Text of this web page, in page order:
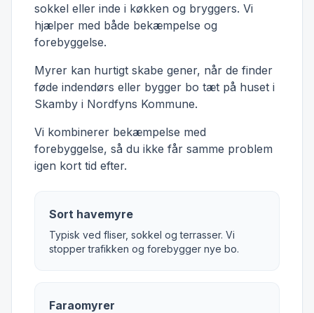
sokkel eller inde i køkken og bryggers. Vi
hjælper med både bekæmpelse og
forebyggelse.
Myrer kan hurtigt skabe gener, når de finder
føde indendørs eller bygger bo tæt på huset i
Skamby i Nordfyns Kommune.
Vi kombinerer bekæmpelse med
forebyggelse, så du ikke får samme problem
igen kort tid efter.
Sort havemyre
Typisk ved fliser, sokkel og terrasser. Vi
stopper trafikken og forebygger nye bo.
Faraomyrer